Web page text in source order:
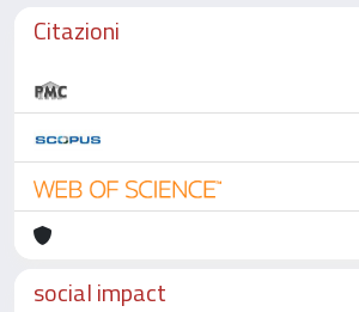
Citazioni
social impact